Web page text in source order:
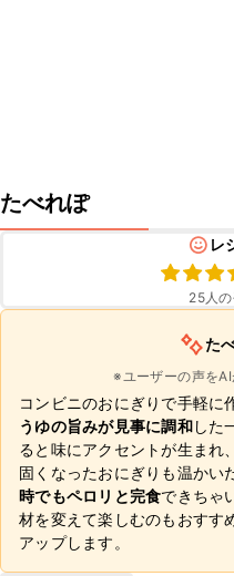
たべれぽ
レ
25人
た
※ユーザーの声を
コンビニのおにぎりで手軽に
うゆの旨みが見事に調和した
ると味にアクセントが生まれ
固くなったおにぎりも温かい
時でもペロリと完食できちゃ
材を変えて楽しむのもおすす
アップします。